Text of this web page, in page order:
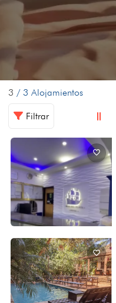
3 / 3 Alojamientos
Filtrar